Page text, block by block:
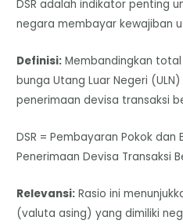
​DSR adalah indikator penting
negara membayar kewajiban
Definisi: Membandingkan
bunga Utang Luar Negeri
penerimaan devisa transaksi
DSR = Pembayaran Pokok dan
Penerimaan Devisa Transaksi
Relevansi: Rasio ini
(valuta asing) yang dimiliki